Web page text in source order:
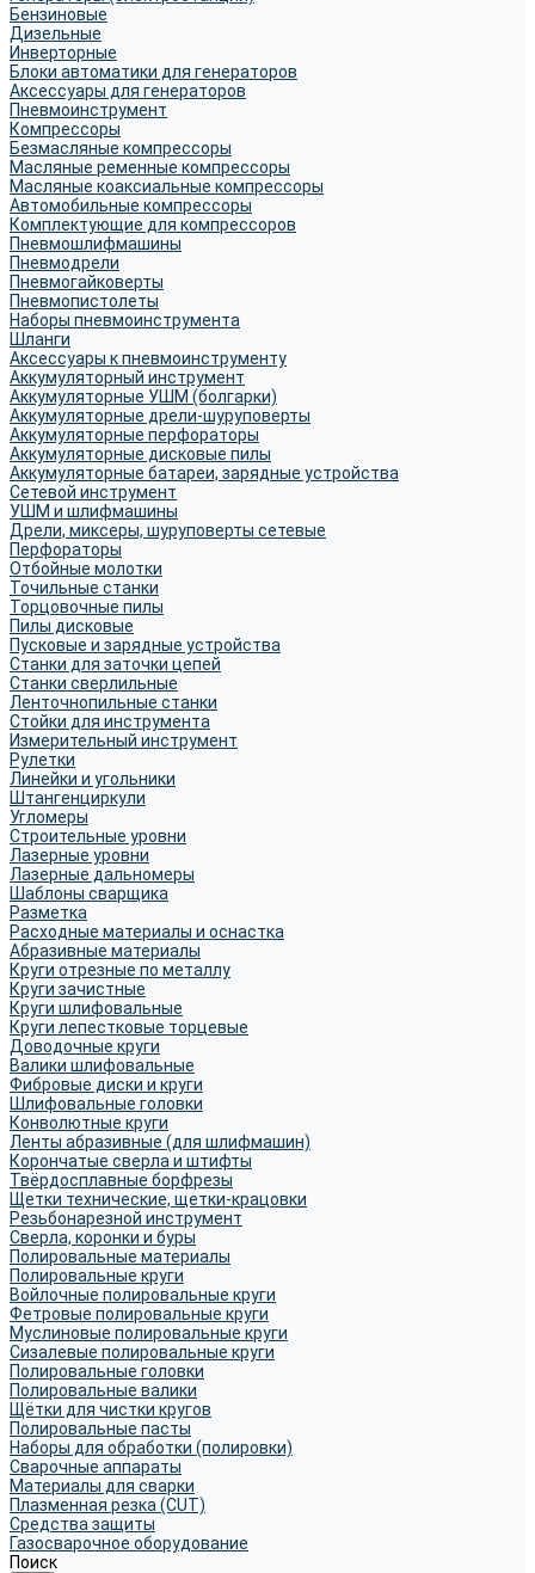
Бензиновые
Дизельные
Инверторные
Блоки автоматики для генераторов
Аксессуары для генераторов
Пневмоинструмент
Компрессоры
Безмасляные компрессоры
Масляные ременные компрессоры
Масляные коаксиальные компрессоры
Автомобильные компрессоры
Комплектующие для компрессоров
Пневмошлифмашины
Пневмодрели
Пневмогайковерты
Пневмопистолеты
Наборы пневмоинструмента
Шланги
Аксессуары к пневмоинструменту
Аккумуляторный инструмент
Аккумуляторные УШМ (болгарки)
Аккумуляторные дрели-шуруповерты
Аккумуляторные перфораторы
Аккумуляторные дисковые пилы
Аккумуляторные батареи, зарядные устройства
Сетевой инструмент
УШМ и шлифмашины
Дрели, миксеры, шуруповерты сетевые
Перфораторы
Отбойные молотки
Точильные станки
Торцовочные пилы
Пилы дисковые
Пусковые и зарядные устройства
Станки для заточки цепей
Станки сверлильные
Ленточнопильные станки
Стойки для инструмента
Измерительный инструмент
Рулетки
Линейки и угольники
Штангенциркули
Угломеры
Строительные уровни
Лазерные уровни
Лазерные дальномеры
Шаблоны сварщика
Разметка
Расходные материалы и оснастка
Абразивные материалы
Круги отрезные по металлу
Круги зачистные
Круги шлифовальные
Круги лепестковые торцевые
Доводочные круги
Валики шлифовальные
Фибровые диски и круги
Шлифовальные головки
Конволютные круги
Ленты абразивные (для шлифмашин)
Корончатые сверла и штифты
Твёрдосплавные борфрезы
Щетки технические, щетки-крацовки
Резьбонарезной инструмент
Сверла, коронки и буры
Полировальные материалы
Полировальные круги
Войлочные полировальные круги
Фетровые полировальные круги
Муслиновые полировальные круги
Cизалевые полировальные круги
Полировальные головки
Полировальные валики
Щётки для чистки кругов
Полировальные пасты
Наборы для обработки (полировки)
Сварочные аппараты
Материалы для сварки
Плазменная резка (CUT)
Средства защиты
Газосварочное оборудование
Поиск